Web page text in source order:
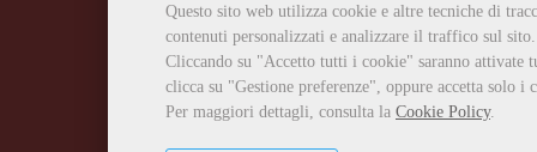
Questo sito web utilizza cookie e altre tecniche di
contenuti personalizzati e analizzare il traffico sul sito.
Cliccando su "Accetto tutti i cookie" saranno attivate
clicca su "Gestione preferenze", oppure accetta solo
Per maggiori dettagli, consulta la Cookie Policy.